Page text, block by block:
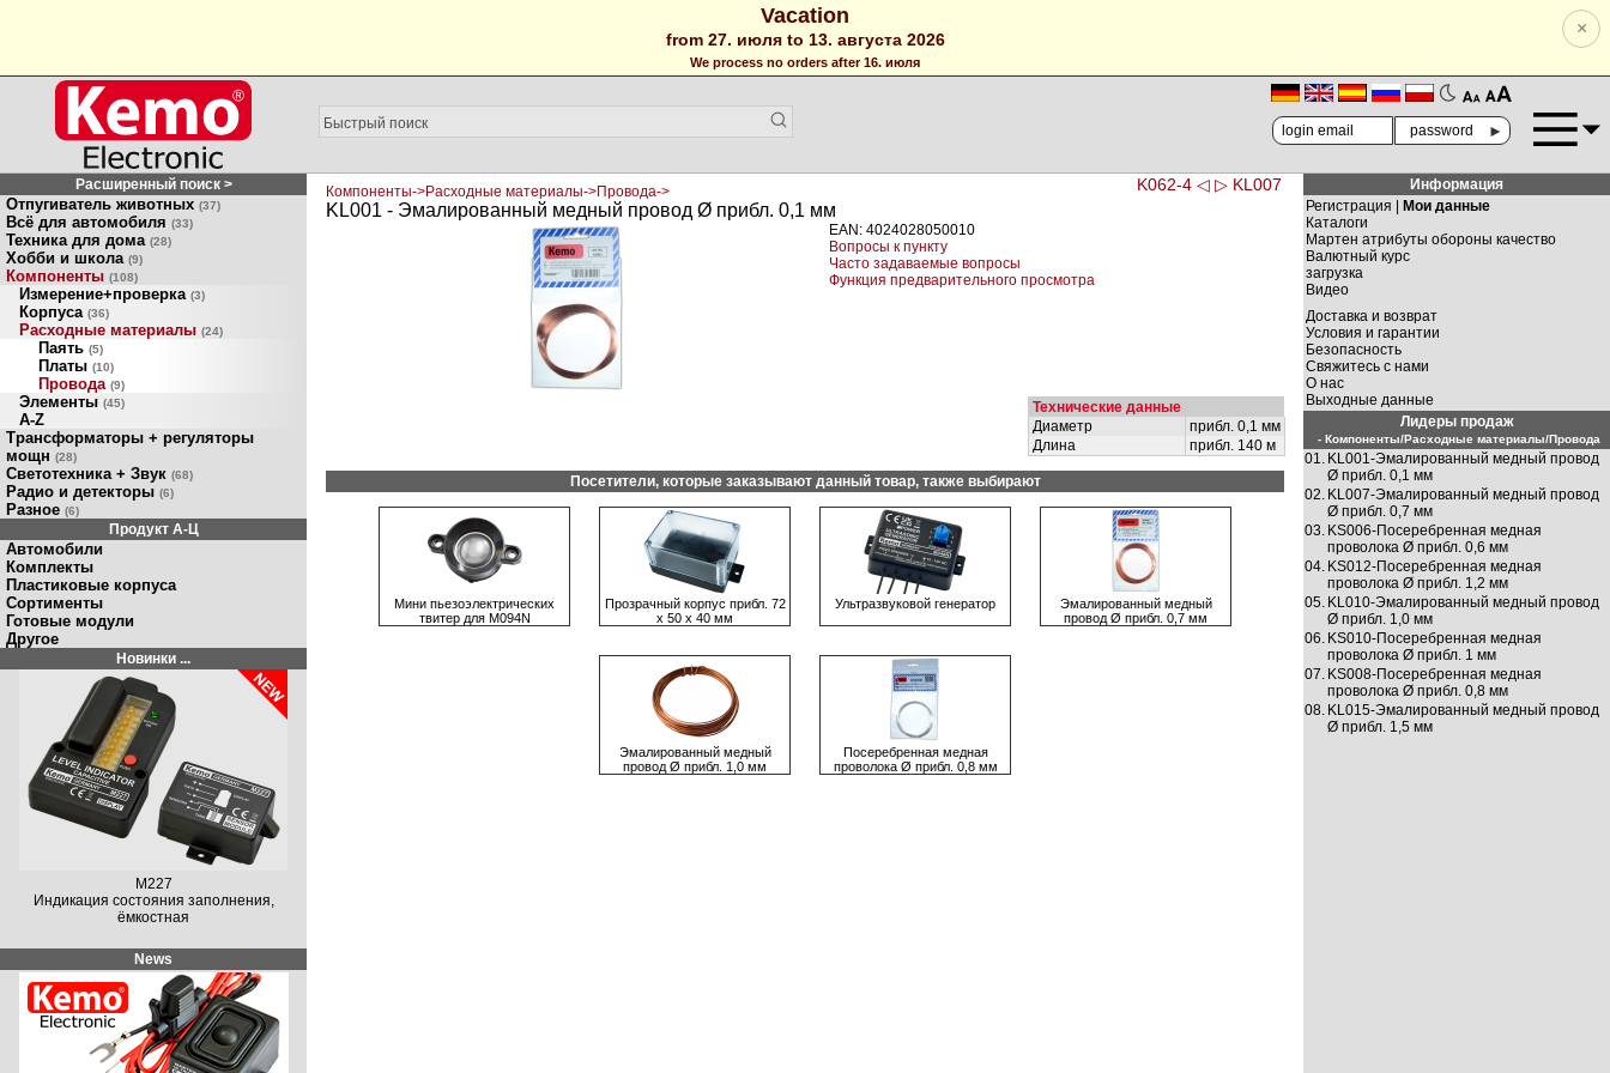
Vacation
from 27. июля to 13. августа 2026
We process no orders after 16. июля
×
🗛 🗚
►
Расширенный поиск >
Отпугиватель животных (37)
Всё для автомобиля (33)
Техника для дома (28)
Хобби и школа (9)
Компоненты (108)
Измерение+проверка (3)
Корпуса (36)
Расходные материалы (24)
Паять (5)
Платы (10)
Провода (9)
Элементы (45)
A-Z
Трансформаторы + регуляторы
мощн (28)
Светотехника + Звук (68)
Радио и детекторы (6)
Разное (6)
Продукт A-Ц
Автомобили
Комплекты
Пластиковые корпуса
Сортименты
Готовые модули
Другое
Новинки ...
M227
Индикация состояния заполнения,
ёмкостная
News
K062-4 ◁ ▷ KL007
Компоненты->Расходные материалы->Провода->
KL001 - Эмалированный медный провод Ø прибл. 0,1 мм
EAN: 4024028050010
Вопросы к пункту
Часто задаваемые вопросы
Функция предварительного просмотра
Технические данные
Диаметр
прибл. 0,1 мм
Длина
прибл. 140 м
Посетители, которые заказывают данный товар, также выбирают
Мини пьезоэлектрических
твитер для M094N
Прозрачный корпус прибл. 72
х 50 х 40 мм
Ультразвуковой генератор
Эмалированный медный
провод Ø прибл. 0,7 мм
Эмалированный медный
провод Ø прибл. 1,0 мм
Посеребренная медная
проволока Ø прибл. 0,8 мм
Информация
Регистрация |
Мои данные
Каталоги
Мартен атрибуты обороны качество
Валютный курс
загрузка
Видео
Доставка и возврат
Условия и гарантии
Безопасность
Свяжитесь с нами
О нас
Выходные данные
Лидеры продаж
- Компоненты/Расходные материалы/Провода
01. KL001-Эмалированный медный провод
Ø прибл. 0,1 мм
02. KL007-Эмалированный медный провод
Ø прибл. 0,7 мм
03. KS006-Посеребренная медная
проволока Ø прибл. 0,6 мм
04. KS012-Посеребренная медная
проволока Ø прибл. 1,2 мм
05. KL010-Эмалированный медный провод
Ø прибл. 1,0 мм
06. KS010-Посеребренная медная
проволока Ø прибл. 1 мм
07. KS008-Посеребренная медная
проволока Ø прибл. 0,8 мм
08. KL015-Эмалированный медный провод
Ø прибл. 1,5 мм